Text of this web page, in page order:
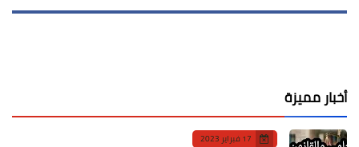
أخبار مميزة
17 فبراير 2023